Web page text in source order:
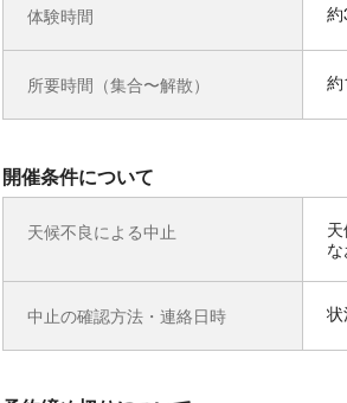
体験時間
所要時間（集合〜解散）
開催条件について
天候不良による中止
中止の確認方法・連絡日時